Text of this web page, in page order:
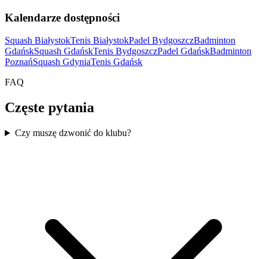
Kalendarze dostępności
Squash BiałystokTenis BiałystokPadel BydgoszczBadminton
GdańskSquash GdańskTenis BydgoszczPadel GdańskBadminton
PoznańSquash GdyniaTenis Gdańsk
FAQ
Częste pytania
Czy muszę dzwonić do klubu?